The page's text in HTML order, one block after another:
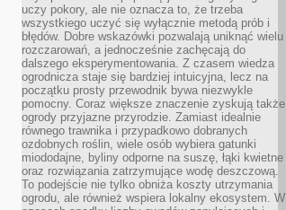
uczy pokory, ale nie oznacza to, że trzeba
wszystkiego uczyć się wyłącznie metodą prób i
błędów. Dobre wskazówki pozwalają uniknąć wielu
rozczarowań, a jednocześnie zachęcają do
dalszego eksperymentowania. Z czasem wiedza
ogrodnicza staje się bardziej intuicyjna, lecz na
początku prosty przewodnik bywa niezwykle
pomocny. Coraz większe znaczenie zyskują także
ogrody przyjazne przyrodzie. Zamiast idealnie
równego trawnika i przypadkowo dobranych
ozdobnych roślin, wiele osób wybiera gatunki
miododajne, byliny odporne na suszę, łąki kwietne
oraz rozwiązania zatrzymujące wodę deszczową.
To podejście nie tylko obniża koszty utrzymania
ogrodu, ale również wspiera lokalny ekosystem. W